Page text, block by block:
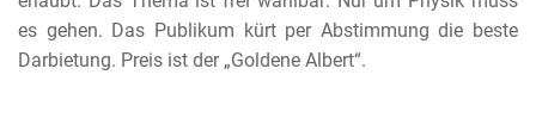
es gehen. Das Publikum kürt per Abstimmung die beste
Darbietung. Preis ist der „Goldene Albert“.